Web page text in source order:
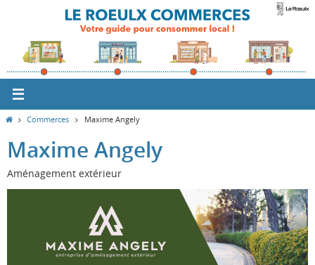
contenu
HomeCommerces Maxime Angely
Maxime Angely
Aménagement extérieur